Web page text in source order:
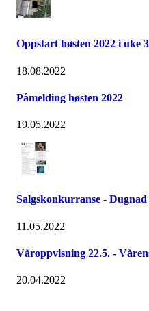
Oppstart høsten 2022 i uke
18.08.2022
Påmelding høsten 2022
19.05.2022
Salgskonkurranse -
11.05.2022
Våroppvisning 22.5. -
20.04.2022